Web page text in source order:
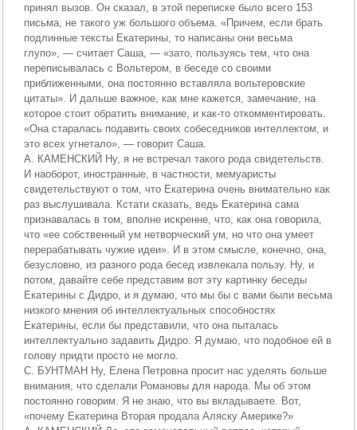
принял вызов. Он сказал, в этой переписке было всего 153
письма, не такого уж большого объема. «Причем, если брать
подлинные тексты Екатерины, то написаны они весьма
глупо», — считает Саша, — «зато, пользуясь тем, что она
переписывалась с Вольтером, в беседе со своими
приближенными, она постоянно вставляла вольтеровские
цитаты». И дальше важное, как мне кажется, замечание, на
которое стоит обратить внимание, и как-то откомментировать.
«Она старалась подавить своих собеседников интеллектом, и
это всех угнетало», — говорит Саша.
А. КАМЕНСКИЙ Ну, я не встречал такого рода свидетельств.
И наоборот, иностранные, в частности, мемуаристы
свидетельствуют о том, что Екатерина очень внимательно как
раз выслушивала. Кстати сказать, ведь Екатерина сама
признавалась в том, вполне искренне, что, как она говорила,
что «ее собственный ум нетворческий ум, но что она умеет
перерабатывать чужие идеи». И в этом смысле, конечно, она,
безусловно, из разного рода бесед извлекала пользу. Ну, и
потом, давайте себе представим вот эту картинку беседы
Екатерины с Дидро, и я думаю, что мы бы с вами были весьма
низкого мнения об интеллектуальных способностях
Екатерины, если бы представили, что она пыталась
интеллектуально задавить Дидро. Я думаю, что подобное ей в
голову придти просто не могло.
С. БУНТМАН Ну, Елена Петровна просит нас уделять больше
внимания, что сделали Романовы для народа. Мы об этом
постоянно говорим. Я не знаю, что вы вкладываете. Вот,
«почему Екатерина Вторая продала Аляску Америке?»